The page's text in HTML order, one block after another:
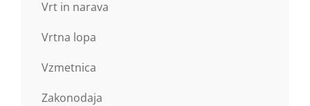
Vrt in narava
Vrtna lopa
Vzmetnica
Zakonodaja